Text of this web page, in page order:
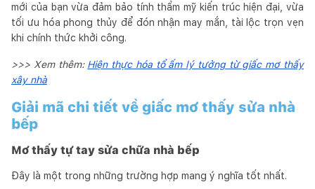
mới của bạn vừa đảm bảo tính thẩm mỹ kiến trúc hiện đại, vừa
tối ưu hóa phong thủy để đón nhận may mắn, tài lộc trọn vẹn
khi chính thức khởi công.
>>> Xem thêm: Hiện thực hóa tổ ấm lý tưởng từ giấc mơ thấy
xây nhà
Giải mã chi tiết về giấc mơ thấy sửa nhà
bếp
Mơ thấy tự tay sửa chữa nhà bếp
Đây là một trong những trường hợp mang ý nghĩa tốt nhất.